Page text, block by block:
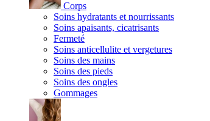
Corps
Soins hydratants et nourrissants
Soins apaisants, cicatrisants
Fermeté
Soins anticellulite et vergetures
Soins des mains
Soins des pieds
Soins des ongles
Gommages